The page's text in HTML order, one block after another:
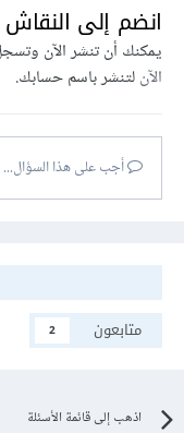
انضم إلى النقاش
يمكنك أن تنشر الآن
الآنلتنشر باسم حسابك.
أجب على هذا السؤال...
متابعون
2
اذهب إلى قائمة الأسئلة